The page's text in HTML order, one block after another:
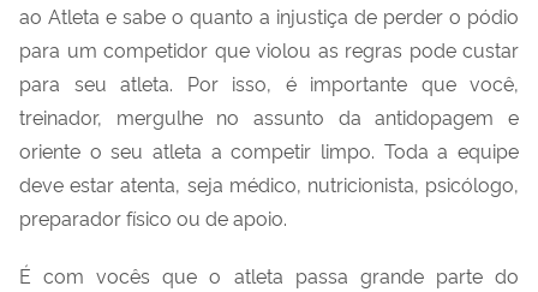
ao Atleta e sabe o quanto a injustiça de perder o pódio
para um competidor que violou as regras pode custar
para seu atleta. Por isso, é importante que você,
treinador, mergulhe no assunto da antidopagem e
oriente o seu atleta a competir limpo. Toda a equipe
deve estar atenta, seja médico, nutricionista, psicólogo,
preparador físico ou de apoio.
É com vocês que o atleta passa grande parte do